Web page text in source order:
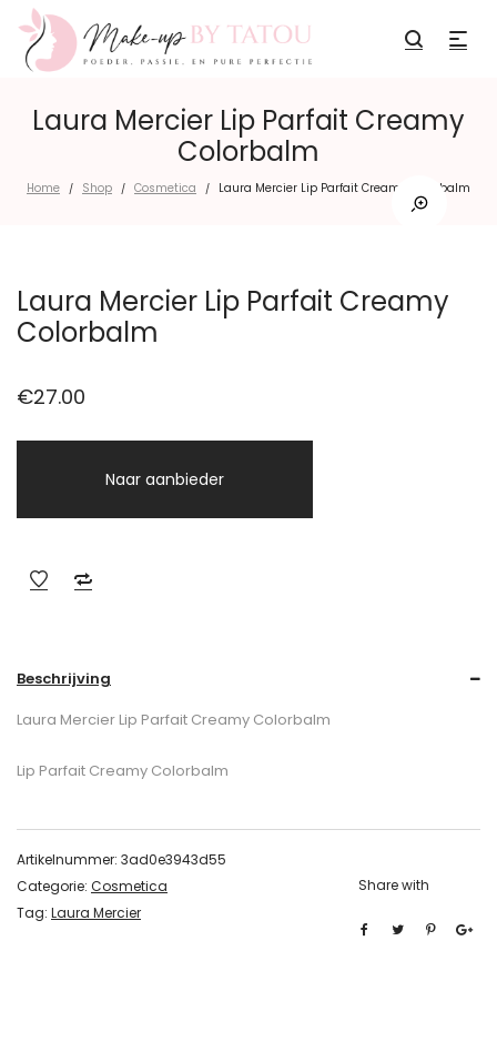
Laura Mercier Lip Parfait Creamy
Colorbalm
Home / Shop / Cosmetica / Laura Mercier Lip Parfait Creamy Colorbalm
Laura Mercier Lip Parfait Creamy
Colorbalm
€27.00
Naar aanbieder
Beschrijving
Laura Mercier Lip Parfait Creamy Colorbalm
Lip Parfait Creamy Colorbalm
Artikelnummer: 3ad0e3943d55
Categorie: Cosmetica
Tag: Laura Mercier
Share with